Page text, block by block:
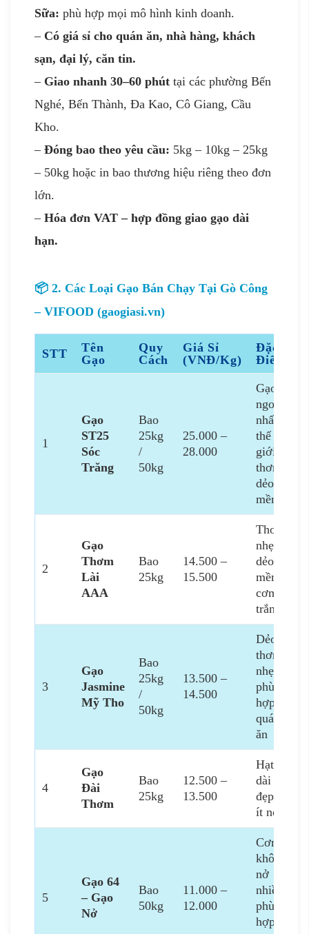
Sữa: phù hợp mọi mô hình kinh doanh.
– Có giá sỉ cho quán ăn, nhà hàng, khách
sạn, đại lý, căn tin.
– Giao nhanh 30–60 phút tại các phường Bến
Nghé, Bến Thành, Đa Kao, Cô Giang, Cầu
Kho.
– Đóng bao theo yêu cầu: 5kg – 10kg – 25kg
– 50kg hoặc in bao thương hiệu riêng theo đơn
lớn.
– Hóa đơn VAT – hợp đồng giao gạo dài
hạn.
📦 2. Các Loại Gạo Bán Chạy Tại Gò Công
– VIFOOD (gaogiasi.vn)
STT
Tên
Gạo
Quy
Cách
Giá Sỉ
(VNĐ/Kg)
Đặc
Điểm
1
Gạo
ST25
Sóc
Trăng
Bao
25kg
/
50kg
25.000 –
28.000
Gạo
ngon
nhất
thế
giới,
thơm,
dẻo
mềm
2
Gạo
Thơm
Lài
AAA
Bao
25kg
14.500 –
15.500
Thơm
nhẹ,
dẻo
mềm,
cơm
trắng
3
Gạo
Jasmine
Mỹ Tho
Bao
25kg
/
50kg
13.500 –
14.500
Dẻo –
thơm
nhẹ –
phù
hợp
quán
ăn
4
Gạo
Đài
Thơm
Bao
25kg
12.500 –
13.500
Hạt
dài –
đẹp –
ít nở
5
Gạo 64
– Gạo
Nở
Bao
50kg
11.000 –
12.000
Cơm
khô,
nở
nhiều,
phù
hợp